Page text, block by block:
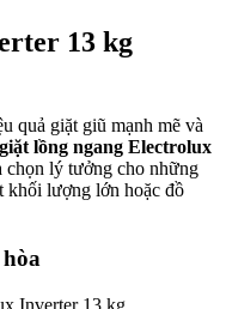
13 kg
quả giặt giũ mạnh mẽ và
lồng ngang Electrolux
chọn lý tưởng cho những
khối lượng lớn hoặc đồ